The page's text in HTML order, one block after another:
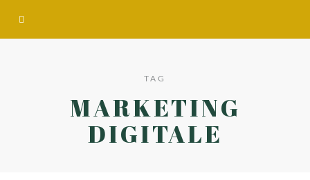
TAG
MARKETING
DIGITALE